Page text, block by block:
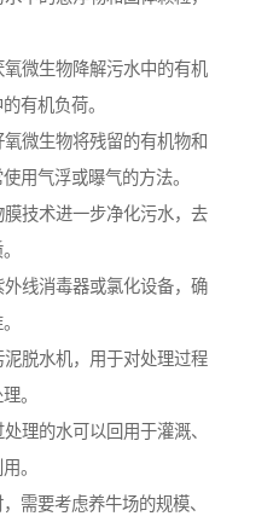
微生物降解污水中的有机
有机负荷。
微生物将残留的有机物和
用气浮或曝气的方法。
技术进一步净化污水，去
线消毒器或氯化设备，确
脱水机，用于对处理过程
。
理的水可以回用于灌溉、
。
需要考虑养牛场的规模、